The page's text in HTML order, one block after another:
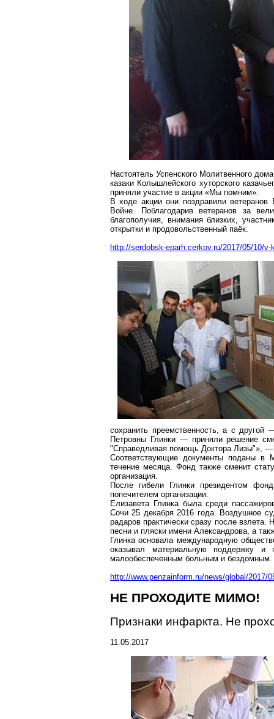
Настоятель Успенского Молитвенного
казаки Колышлейского хуторского
приняли участие в акции «Мы помним».
В ходе акции они поздравили
Войне. Поблагодарив ветеранов за
благополучия, внимания близких,
открытки и продовольственный паёк.
http://serdobsk-eparh.cerkov.ru/2017/05/10/
сохранить преемственность, а с другой
Петровны Глинки — приняли решение
"Справедливая помощь Доктора Лизы"», —
Соответствующие документы поданы в
течение месяца. Фонд также сменит
организация.
После гибели Глинки президентом
попечителем организации.
Елизавета Глинка была среди
Сочи 25 декабря 2016 года. Воздушное
радаров практически сразу после
песни и пляски имени Александрова, а
Глинка основала международную
оказывал материальную поддержку и
малообеспеченным больным и бездомным.
http://www.penzainform.ru/news/global/2017/
НЕ ПРОХОДИТЕ МИМО!
Признаки инфаркта. Не
11.05.2017